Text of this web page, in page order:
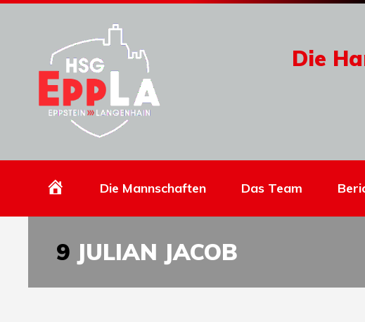
Die
HomepageDie Mannschaften Das Team
9 JULIAN JACOB